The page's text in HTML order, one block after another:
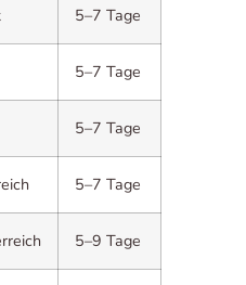
5–7 Tage
5–7 Tage
5–7 Tage
5–7 Tage
5–9 Tage